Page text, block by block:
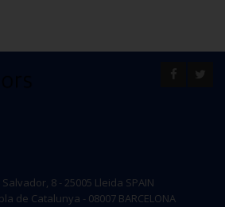
Salvador, 8 - 25005 Lleida SPAIN
de Catalunya - 08007 BARCELONA